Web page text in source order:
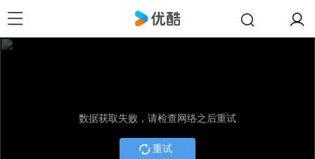
数据获取失败，请检查网络之后重试
重试